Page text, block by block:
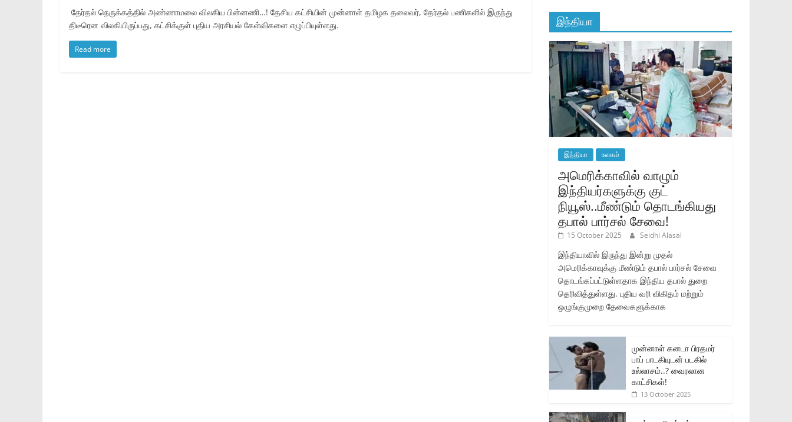
தேர்தல் நெருக்கத்தில் அண்ணாமலை விலகிய பின்னணி…! தேசிய கட்சியின் முன்னாள் தமிழக தலைவர், தேர்தல் பணிகளில் இருந்து
திடீரென விலகியிருப்பது, கட்சிக்குள் புதிய அரசியல் கேள்விகளை எழுப்பியுள்ளது.
Read more
இந்தியா
இந்தியா உலகம்
அமெரிக்காவில் வாழும்
இந்தியர்களுக்கு குட்
நியூஸ்..மீண்டும் தொடங்கியது
தபால் பார்சல் சேவை!
15 October 2025 Seidhi Alasal
இந்தியாவில் இருந்து இன்று முதல்
அமெரிக்காவுக்கு மீண்டும் தபால் பார்சல் சேவை
தொடங்கப்பட்டுள்ளதாக இந்திய தபால் துறை
தெரிவித்துள்ளது. புதிய வரி விகிதம் மற்றும்
ஒழுங்குமுறை தேவைகளுக்காக
முன்னாள் கனடா பிரதமர்
பாப் பாடகியுடன் படகில்
உல்லாசம்..? வைரலான
காட்சிகள்!
13 October 2025